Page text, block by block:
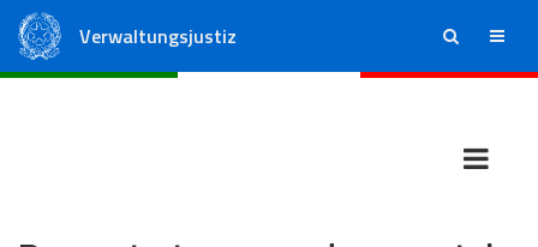
Verwaltungsjustiz ricerca menu